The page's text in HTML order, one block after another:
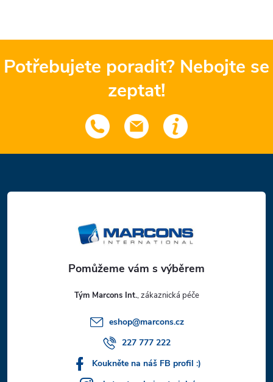
Potřebujete poradit? Nebojte se
zeptat!
á
Tým Marcons Int.
eshop@marcons.cz
227 777 222
Koukněte na náš FB profil :)